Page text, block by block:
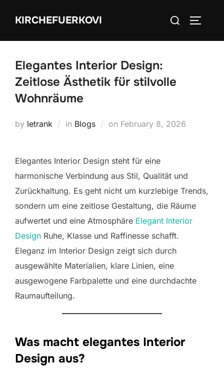
KIRCHEFUERKOVI
Search
Elegantes Interior Design:
Zeitlose Ästhetik für stilvolle
Wohnräume
by letrank in Blogs on Posted
February 8, 2026
Elegantes Interior Design steht für eine
harmonische Verbindung aus Stil, Qualität und
Zurückhaltung. Es geht nicht um kurzlebige Trends,
sondern um eine zeitlose Gestaltung, die Räume
aufwertet und eine Atmosphäre Elegant Interior
Design Ruhe, Klasse und Raffinesse schafft.
Eleganz im Interior Design zeigt sich durch
ausgewählte Materialien, klare Linien, eine
ausgewogene Farbpalette und eine durchdachte
Raumaufteilung.
Was macht elegantes Interior
Design aus?